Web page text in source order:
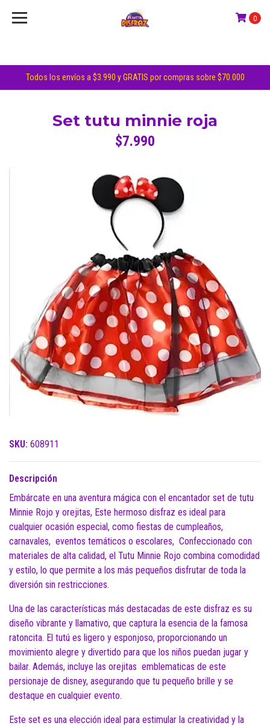
Todos los envíos a $3.990 y GRATIS por compras sobre $70.000
0
Set tutu minnie roja
$7.990
SKU: 608911
Descripción
Embárcate en una aventura mágica con el encantador set de tutu
Minnie Rojo y orejitas, Este hermoso disfraz es ideal para
cualquier ocasión especial, como fiestas de cumpleaños,
carnavales, eventos temáticos o escolares, Confeccionado con
materiales de alta calidad, el Tutu Minnie Rojo combina comodidad
y estilo, lo que permite a los más pequeños disfrutar de toda la
diversión sin restricciones.
Una de las características más destacadas de este disfraz es su
diseño vibrante y llamativo, que captura la esencia de la famosa
ratoncita. El tutú es ligero y esponjoso, proporcionando un
movimiento alegre y divertido para que los niños puedan jugar y
bailar. Además, incluye las orejitas emblematicas de este
persionaje de disney, asegurando que tu pequeño brille y se
destaque en cualquier evento.
Este set es una elección ideal para estimular la creatividad y la